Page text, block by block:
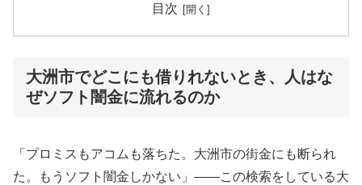
目次
大洲市でどこにも借りれないとき、人はな
ぜソフト闇金に流れるのか
「プロミスもアコムも落ちた。大洲市の街金にも断られ
た。もうソフト闇金しかない」——この検索をしている大